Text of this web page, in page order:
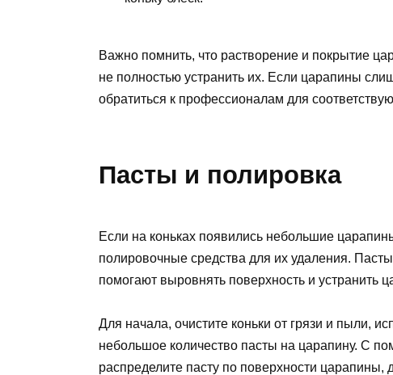
Важно помнить, что растворение и покрытие
не полностью устранить их. Если царапины
обратиться к профессионалам для
Пасты и полировка
Если на коньках появились небольшие
полировочные средства для их удаления.
помогают выровнять поверхность и устранить
Для начала, очистите коньки от грязи и пыли,
небольшое количество пасты на царапину. С
распределите пасту по поверхности